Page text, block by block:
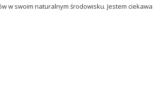
w swoim naturalnym środowisku. Jestem ciekawa